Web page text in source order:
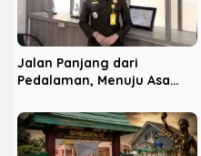
o
s
Jalan Panjang dari
Pedalaman, Menuju Asa